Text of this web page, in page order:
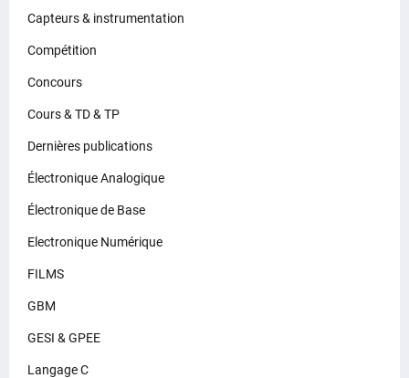
Capteurs & instrumentation
Compétition
Concours
Cours & TD & TP
Dernières publications
Électronique Analogique
Électronique de Base
Electronique Numérique
FILMS
GBM
GESI & GPEE
Langage C